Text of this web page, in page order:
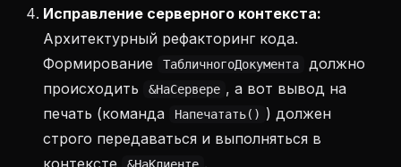
Исправление серверного контекста:
Архитектурный рефакторинг кода.
Формирование
ТабличногоДокумента
должно
происходить
&НаСервере , а вот вывод на
печать (команда
Напечатать() ) должен
строго передаваться и выполняться в
контексте
.